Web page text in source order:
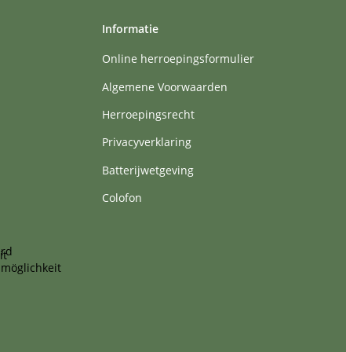
Informatie
Online herroepingsformulier
Algemene Voorwaarden
Herroepingsrecht
Privacyverklaring
Batterijwetgeving
Colofon